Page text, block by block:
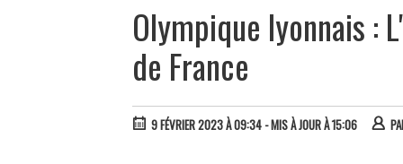
Olympique lyonnais :
de France
9 FÉVRIER 2023 À 09:34 - MIS À JOUR À 15:06